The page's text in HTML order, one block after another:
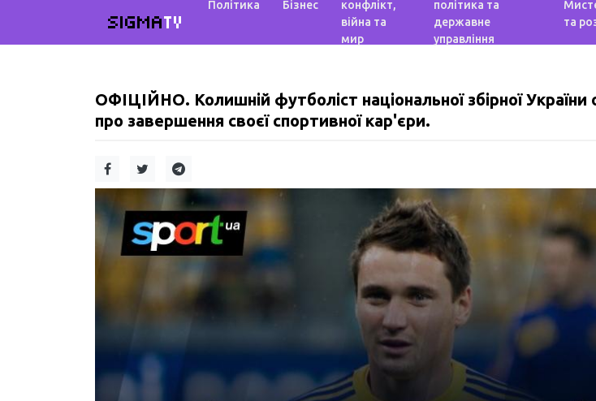
SIGMATV
Політика Бізнес
конфлікт,
війна та
мир
політика та
державне
управління
та
ОФІЦІЙНО. Колишній футболіст національної збірної України
про завершення своєї спортивної кар'єри.